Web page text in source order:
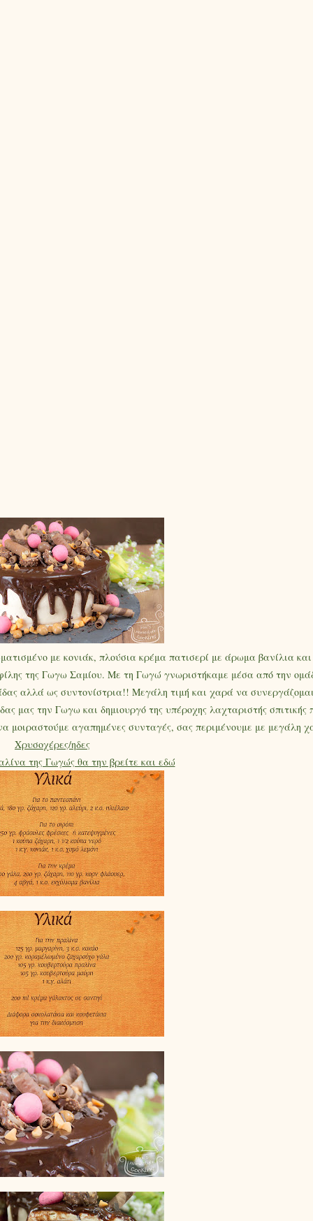
με κονιάκ, πλούσια κρέμα πατισερί με άρωμα βανίλια
της Γωγω Σαμίου. Με τη Γωγώ γνωριστήκαμε μέσα από την
αλλά ως συντονίστρια!! Μεγάλη τιμή και χαρά να
μας την Γωγω και δημιουργό της υπέροχης λαχταριστής
μοιραστούμε αγαπημένες συνταγές, σας περιμένουμε με μεγάλη
Χρυσοχέρες/ηδες
της Γωγώς θα την βρείτε και εδώ